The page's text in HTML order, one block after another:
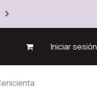
Iniciar sesión